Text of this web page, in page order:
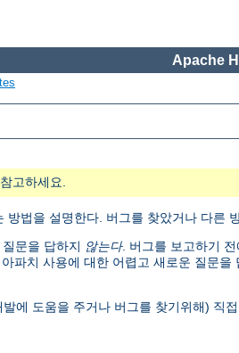
Apache
고하세요.
법을 설명한다. 버그를 찾았거나 다른
문을 답하지 않는다. 버그를 보고하기
파치 사용에 대한 어렵고 새로운 질문을
에 도움을 주거나 버그를 찾기위해) 직